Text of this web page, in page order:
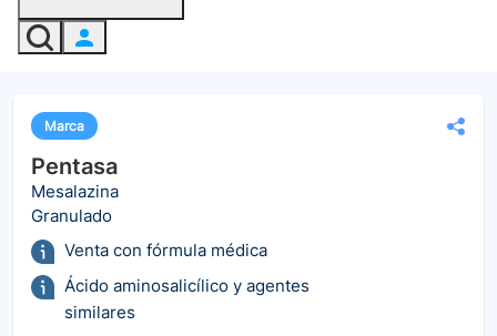
Marca
Pentasa
Mesalazina
Granulado
Venta con fórmula médica
Ácido aminosalicílico y agentes
similares